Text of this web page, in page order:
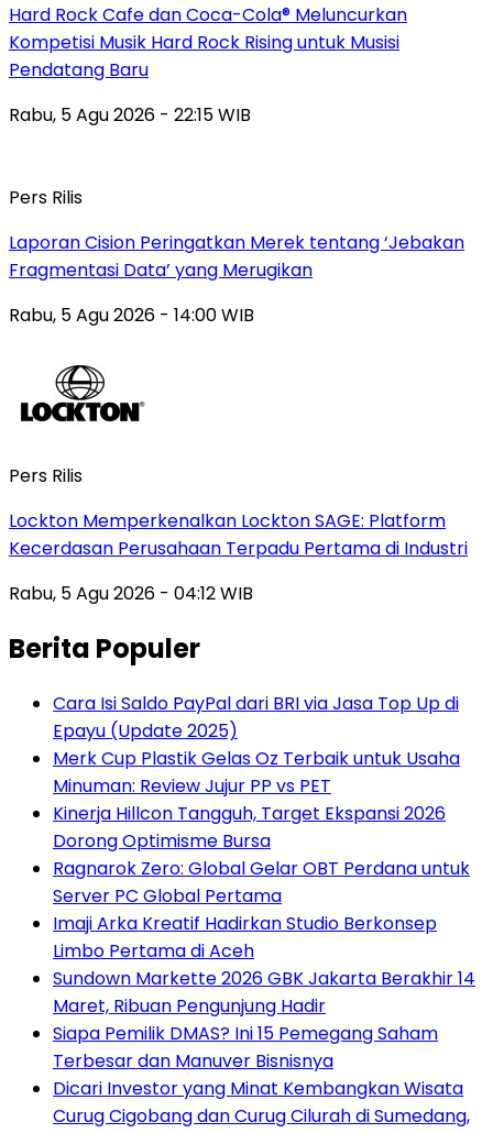
Hard Rock Cafe dan Coca-Cola® Meluncurkan
Kompetisi Musik Hard Rock Rising untuk Musisi
Pendatang Baru
Rabu, 5 Agu 2026 - 22:15 WIB
Pers Rilis
Laporan Cision Peringatkan Merek tentang ‘Jebakan
Fragmentasi Data’ yang Merugikan
Rabu, 5 Agu 2026 - 14:00 WIB
Pers Rilis
Lockton Memperkenalkan Lockton SAGE: Platform
Kecerdasan Perusahaan Terpadu Pertama di Industri
Rabu, 5 Agu 2026 - 04:12 WIB
Berita Populer
Cara Isi Saldo PayPal dari BRI via Jasa Top Up di
Epayu (Update 2025)
Merk Cup Plastik Gelas Oz Terbaik untuk Usaha
Minuman: Review Jujur PP vs PET
Kinerja Hillcon Tangguh, Target Ekspansi 2026
Dorong Optimisme Bursa
Ragnarok Zero: Global Gelar OBT Perdana untuk
Server PC Global Pertama
Imaji Arka Kreatif Hadirkan Studio Berkonsep
Limbo Pertama di Aceh
Sundown Markette 2026 GBK Jakarta Berakhir 14
Maret, Ribuan Pengunjung Hadir
Siapa Pemilik DMAS? Ini 15 Pemegang Saham
Terbesar dan Manuver Bisnisnya
Dicari Investor yang Minat Kembangkan Wisata
Curug Cigobang dan Curug Cilurah di Sumedang,